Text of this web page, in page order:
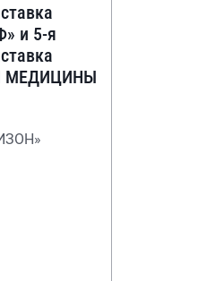
и 5-я
МЕДИЦИНЫ